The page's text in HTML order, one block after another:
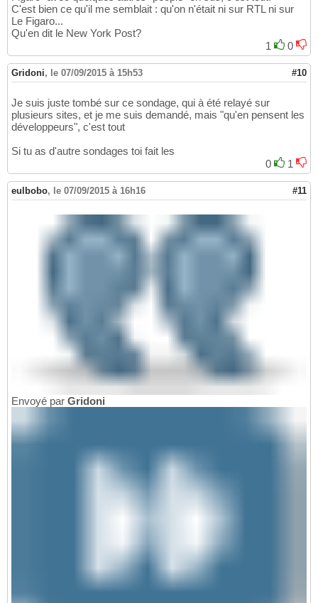
C'est bien ce qu'il me semblait : qu'on n'était ni sur RTL ni sur
Le Figaro...
Qu'en dit le New York Post?
1
0
Gridoni, le 07/09/2015 à 15h53 #10
Je suis juste tombé sur ce sondage, qui à été relayé sur
plusieurs sites, et je me suis demandé, mais "qu'en pensent les
développeurs", c'est tout
Si tu as d'autre sondages toi fait les
0
1
eulbobo, le 07/09/2015 à 16h16 #11
Envoyé par Gridoni